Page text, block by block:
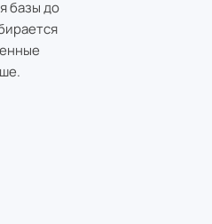
базы до